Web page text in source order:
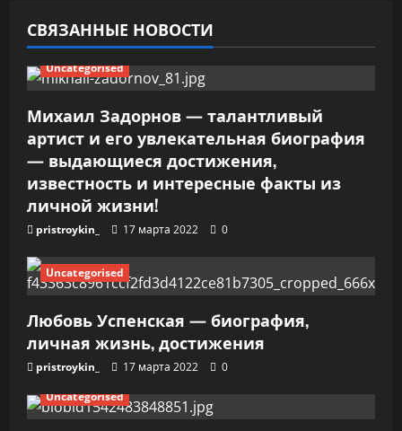
з
а
п
и
с
я
м
СВЯЗАННЫЕ НОВОСТИ
Uncategorised
Михаил Задорнов — талантливый
артист и его увлекательная биография
— выдающиеся достижения,
известность и интересные факты из
личной жизни!
pristroykin_ 17 марта 2022 0
Uncategorised
Любовь Успенская — биография,
личная жизнь, достижения
pristroykin_ 17 марта 2022
0
Uncategorised